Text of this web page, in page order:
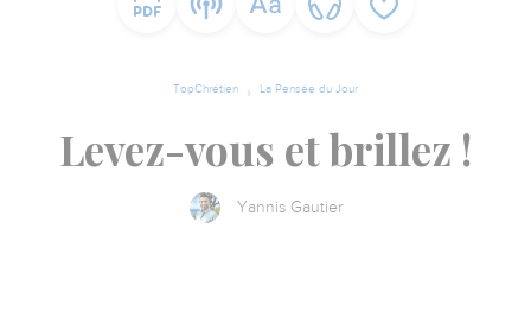
TopChrétien La Pensée du Jour
Levez-vous et brillez !
Yannis Gautier